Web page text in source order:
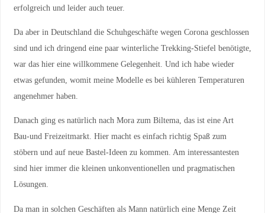
erfolgreich und leider auch teuer.
Da aber in Deutschland die Schuhgeschäfte wegen Corona geschlossen
sind und ich dringend eine paar winterliche Trekking-Stiefel benötigte,
war das hier eine willkommene Gelegenheit. Und ich habe wieder
etwas gefunden, womit meine Modelle es bei kühleren Temperaturen
angenehmer haben.
Danach ging es natürlich nach Mora zum Biltema, das ist eine Art
Bau-und Freizeitmarkt. Hier macht es einfach richtig Spaß zum
stöbern und auf neue Bastel-Ideen zu kommen. Am interessantesten
sind hier immer die kleinen unkonventionellen und pragmatischen
Lösungen.
Da man in solchen Geschäften als Mann natürlich eine Menge Zeit